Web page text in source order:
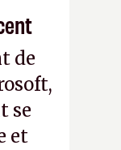
de
se
et